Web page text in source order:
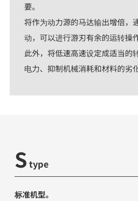
要。
将作为动力源的马达输出增倍，
动，可以进行游刃有余的运转操作
此外，将低速高速设定成适当的
电力、抑制机械消耗和材料的劣化
Stype
标准机型。